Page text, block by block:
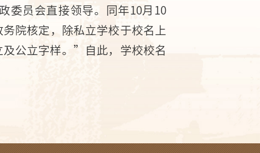
委员会直接领导。同年10月10
院核定，除私立学校于校名上
公立字样。”自此，学校校名